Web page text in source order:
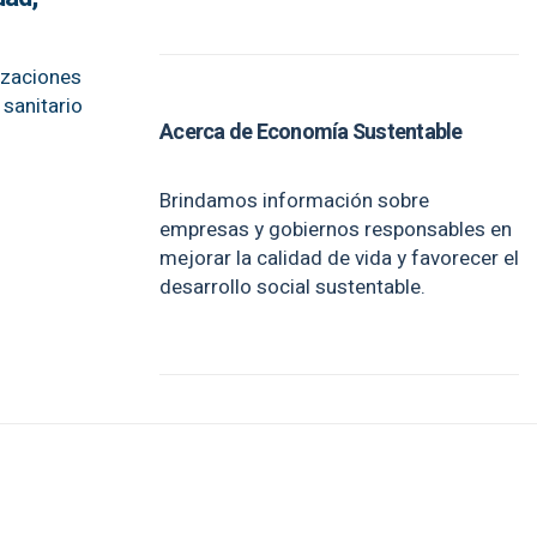
Acerca de Economía Sustentable
Brindamos información sobre
empresas y gobiernos responsables en
mejorar la calidad de vida y favorecer el
desarrollo social sustentable.